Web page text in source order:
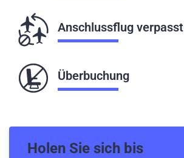
Anschlussflug verpasst
Überbuchung
Holen Sie sich bis